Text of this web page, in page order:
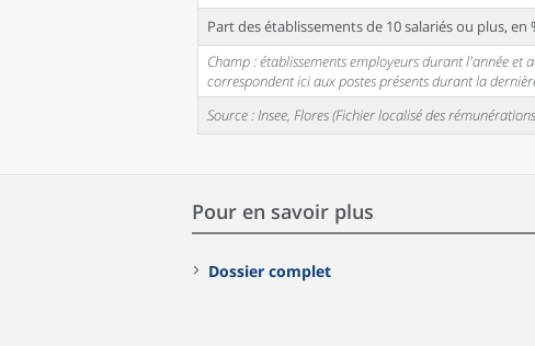
Part des établissements de 10 salariés ou plus, en
Champ : établissements employeurs durant l'année et
correspondent ici aux postes présents durant la
Source : Insee, Flores (Fichier localisé des
Pour en savoir plus
Dossier complet